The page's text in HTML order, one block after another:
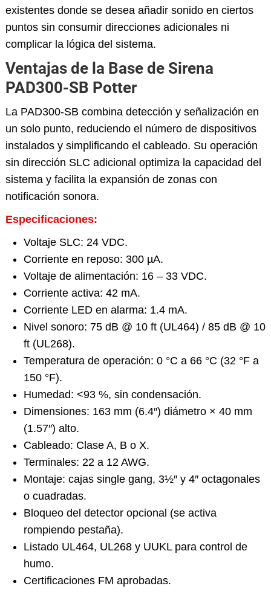
existentes donde se desea añadir sonido en ciertos
puntos sin consumir direcciones adicionales ni
complicar la lógica del sistema.
Ventajas de la Base de Sirena
PAD300-SB Potter
La PAD300-SB combina detección y señalización en
un solo punto, reduciendo el número de dispositivos
instalados y simplificando el cableado. Su operación
sin dirección SLC adicional optimiza la capacidad del
sistema y facilita la expansión de zonas con
notificación sonora.
Especificaciones:
Voltaje SLC: 24 VDC.
Corriente en reposo: 300 µA.
Voltaje de alimentación: 16 – 33 VDC.
Corriente activa: 42 mA.
Corriente LED en alarma: 1.4 mA.
Nivel sonoro: 75 dB @ 10 ft (UL464) / 85 dB @ 10
ft (UL268).
Temperatura de operación: 0 °C a 66 °C (32 °F a
150 °F).
Humedad: <93 %, sin condensación.
Dimensiones: 163 mm (6.4″) diámetro × 40 mm
(1.57″) alto.
Cableado: Clase A, B o X.
Terminales: 22 a 12 AWG.
Montaje: cajas single gang, 3½″ y 4″ octagonales
o cuadradas.
Bloqueo del detector opcional (se activa
rompiendo pestaña).
Listado UL464, UL268 y UUKL para control de
humo.
Certificaciones FM aprobadas.